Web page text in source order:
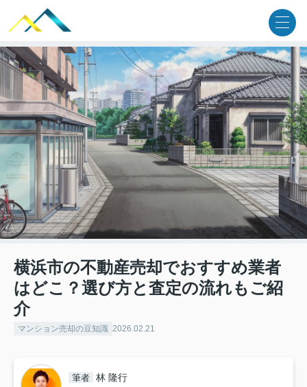
横浜市の不動産売却でおすすめ業者
はどこ？選び方と査定の流れもご紹
介
マンション売却の豆知識 2026.02.21
筆者 林 隆行